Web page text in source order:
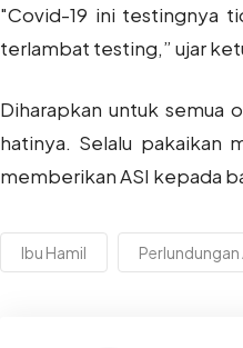
"Covid-19 ini testingnya
terlambat testing,” ujar
Diharapkan untuk semua
hatinya. Selalu pakaikan
memberikan ASI kepada
Ibu Hamil Perlundungan